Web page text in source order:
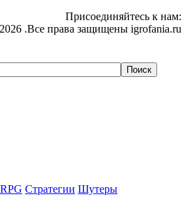
Присоединяйтесь к нам:
.Все права защищены igrofania.ru
RPG Стратегии Шутеры